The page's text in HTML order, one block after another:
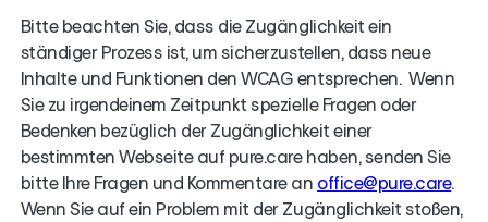
Bitte beachten Sie, dass die Zugänglichkeit ein
ständiger Prozess ist, um sicherzustellen, dass neue
Inhalte und Funktionen den WCAG entsprechen. Wenn
Sie zu irgendeinem Zeitpunkt spezielle Fragen oder
Bedenken bezüglich der Zugänglichkeit einer
bestimmten Webseite auf pure.care haben, senden Sie
bitte Ihre Fragen und Kommentare an office@pure.care.
Wenn Sie auf ein Problem mit der Zugänglichkeit stoßen,